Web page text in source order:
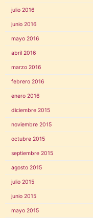
julio 2016
junio 2016
mayo 2016
abril 2016
marzo 2016
febrero 2016
enero 2016
diciembre 2015
noviembre 2015
octubre 2015
septiembre 2015
agosto 2015
julio 2015
junio 2015
mayo 2015